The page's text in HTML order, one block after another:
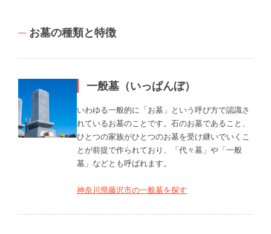
お墓の種類と特徴
一般墓（いっぱんぼ）
いわゆる一般的に「お墓」という呼び方で認識さ
れているお墓のことです。石のお墓であること、
ひとつの家族がひとつのお墓を受け継いでいくこ
とが前提で作られており、「代々墓」や「一般
墓」などとも呼ばれます。
神奈川県藤沢市の一般墓を探す